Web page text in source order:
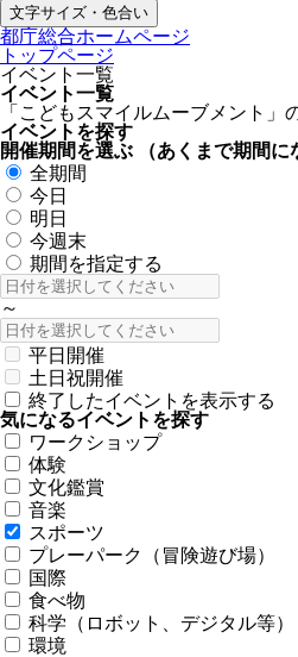
文字サイズ・色合い
都庁総合ホームページ
トップページ
イベント一覧
イベント一覧
「こどもスマイルムーブメント
イベントを探す
開催期間を選ぶ
（あくまで期間
全期間
今日
明日
今週末
期間を指定する
～
平日開催
土日祝開催
終了したイベントを表示する
気になるイベントを探す
ワークショップ
体験
文化鑑賞
音楽
スポーツ
プレーパーク（冒険遊び場）
国際
食べ物
科学（ロボット、デジタル等）
環境